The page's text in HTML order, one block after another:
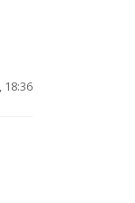
18:36